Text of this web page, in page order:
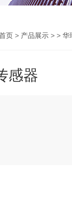
页 > 产品展示 > > 华
感器